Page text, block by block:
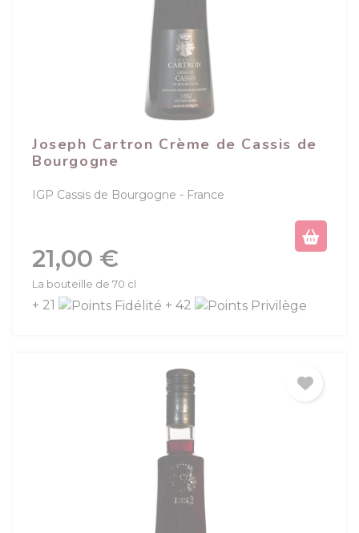
Joseph Cartron Crème de Cassis de
Bourgogne
IGP Cassis de Bourgogne France
Prix
21,00 €
La bouteille de 70 cl
+ 21 + 42